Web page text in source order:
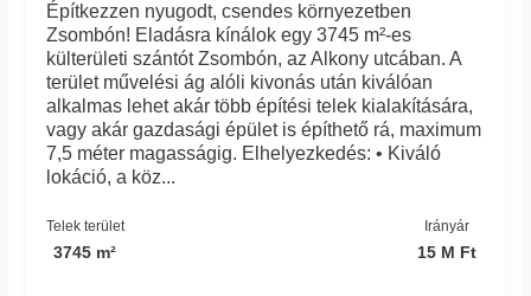
Építkezzen nyugodt, csendes környezetben
Zsombón! Eladásra kínálok egy 3745 m²-es
külterületi szántót Zsombón, az Alkony utcában. A
terület művelési ág alóli kivonás után kiválóan
alkalmas lehet akár több építési telek kialakítására,
vagy akár gazdasági épület is építhető rá, maximum
7,5 méter magasságig. Elhelyezkedés: • Kiváló
lokáció, a köz...
Telek terület
3745 m²
Irányár
15 M Ft